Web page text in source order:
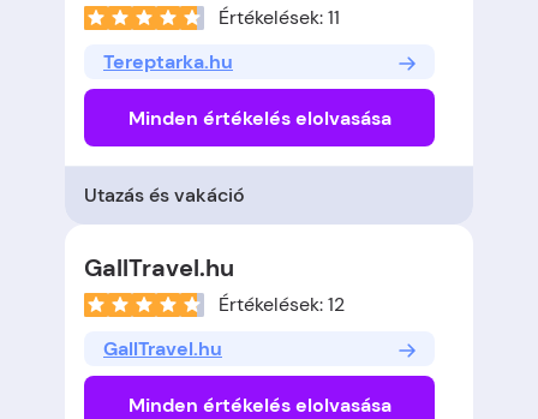
Értékelések: 11
Tereptarka.hu
Minden értékelés elolvasása
Utazás és vakáció
GallTravel.hu
Értékelések: 12
GallTravel.hu
Minden értékelés elolvasása